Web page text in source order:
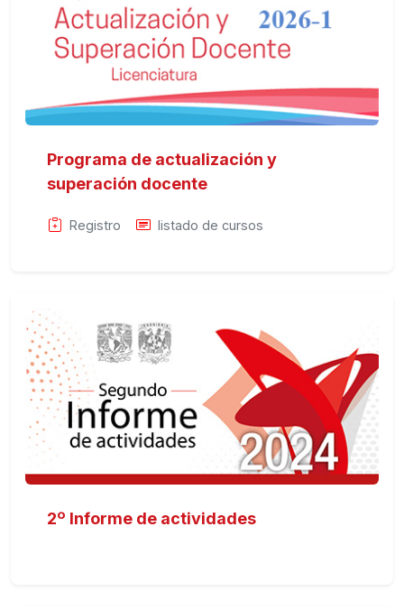
Programa de actualización y
superación docente
Registro listado de cursos
2º Informe de actividades